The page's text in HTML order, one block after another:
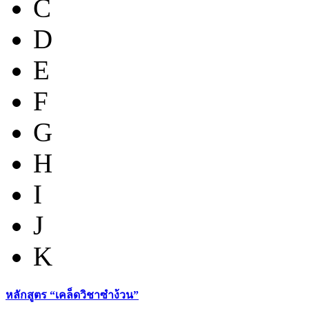
C
D
E
F
G
H
I
J
K
หลักสูตร “เคล็ดวิชาซำง้วน”